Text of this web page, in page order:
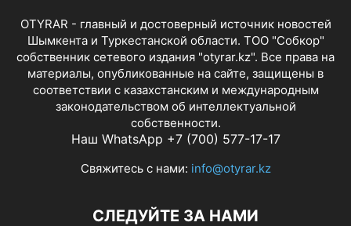
OTYRAR - главный и достоверный источник новостей
Шымкента и Туркестанской области. ТОО "Собкор"
собственник сетевого издания "otyrar.kz". Все права на
материалы, опубликованные на сайте, защищены в
соответствии с казахстанским и международным
законодательством об интеллектуальной
собственности.
Наш WhatsApp +7 (700) 577-17-17
Свяжитесь с нами: info@otyrar.kz
СЛЕДУЙТЕ ЗА НАМИ